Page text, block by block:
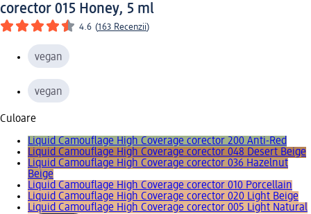
corector 015 Honey, 5 ml
4.6 (163 Recenzii)
vegan
vegan
Culoare
Liquid Camouflage High Coverage corector 200 Anti-Red
Liquid Camouflage High Coverage corector 048 Desert Beige
Liquid Camouflage High Coverage corector 036 Hazelnut
Beige
Liquid Camouflage High Coverage corector 010 Porcellain
Liquid Camouflage High Coverage corector 020 Light Beige
Liquid Camouflage High Coverage corector 005 Light Natural